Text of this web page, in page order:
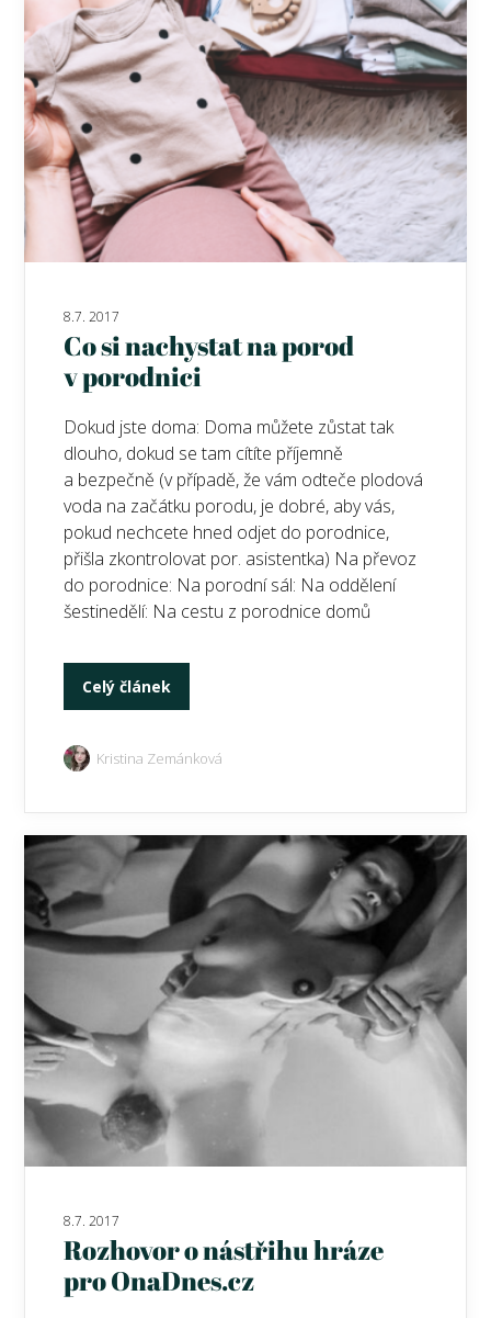
8.7. 2017
Co si nachystat na porod
v porodnici
Dokud jste doma: Doma můžete zůstat tak
dlouho, dokud se tam cítíte příjemně
a bezpečně (v případě, že vám odteče plodová
voda na začátku porodu, je dobré, aby vás,
pokud nechcete hned odjet do porodnice,
přišla zkontrolovat por. asistentka) Na převoz
do porodnice: Na porodní sál: Na oddělení
šestinedělí: Na cestu z porodnice domů
Celý článek
Kristina Zemánková
8.7. 2017
Rozhovor o nástřihu hráze
pro OnaDnes.cz